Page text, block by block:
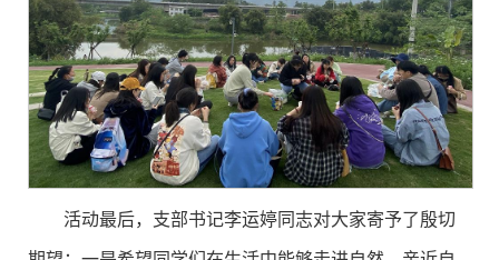
活动最后，支部书记李运婷同志对大家寄予了殷切